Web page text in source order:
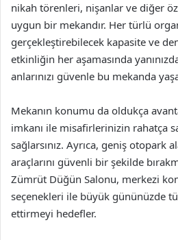
nikah törenleri, nişanlar ve diğer
uygun bir mekandır. Her türlü
gerçekleştirebilecek kapasite ve
etkinliğin her aşamasında
anlarınızı güvenle bu mekanda
Mekanın konumu da oldukça
imkanı ile misafirlerinizin rahatça
sağlarsınız. Ayrıca, geniş otopark
araçlarını güvenli bir şekilde
Zümrüt Düğün Salonu, merkezi
seçenekleri ile büyük gününüzde
ettirmeyi hedefler.